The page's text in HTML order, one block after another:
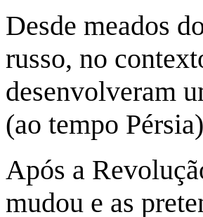
Desde meados
russo, no
desenvolveram
(ao tempo
Após a
mudou e as